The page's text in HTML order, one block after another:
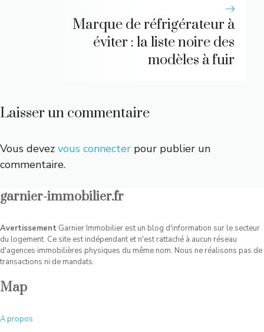
Marque de réfrigérateur à
éviter : la liste noire des
modèles à fuir
Laisser un commentaire
Vous devez vous connecter pour publier un
commentaire.
garnier-immobilier.fr
Avertissement Garnier Immobilier est un blog d'information sur le secteur
du logement. Ce site est indépendant et n'est rattaché à aucun réseau
d'agences immobilières physiques du même nom. Nous ne réalisons pas de
transactions ni de mandats.
Map
Apropos